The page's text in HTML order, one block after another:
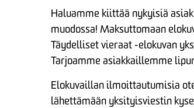
Haluamme kiittää nykyisiä
muodossa! Maksuttomaan
Täydelliset vieraat -elokuvan
Tarjoamme asiakkaillemme
Elokuvaillan ilmoittautumisia
lähettämään yksityisviestin